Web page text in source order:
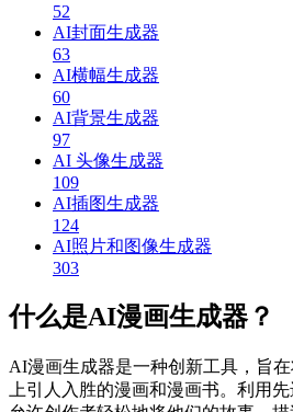
52
AI封面生成器
63
AI横幅生成器
60
AI背景生成器
97
AI 头像生成器
109
AI插图生成器
124
AI照片和图像生成器
303
什么是AI漫画生成器？
AI漫画生成器是一种创新工具，旨
上引人入胜的漫画和漫画书。利用